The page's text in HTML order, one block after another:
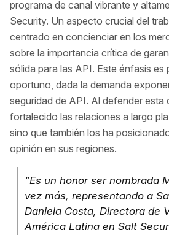
programa de canal vibrante y
Security. Un aspecto crucial del
centrado en concienciar en los
sobre la importancia crítica de
sólida para las API. Este énfasis es
oportuno, dada la demanda
seguridad de API. Al defender esta
fortalecido las relaciones a largo
sino que también los ha
opinión en sus regiones.
"Es un honor ser nombrada
vez más, representando a
Daniela Costa, Directora de
América Latina en Salt